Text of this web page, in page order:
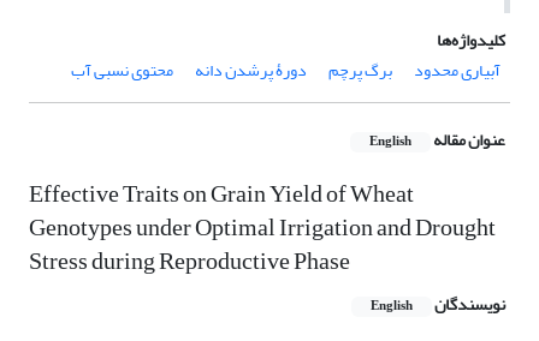
کلیدواژه‌ها
آبیاری محدود
برگ پرچم دورۀ پرشدن دانه محتوی نسبی آب
عنوان مقاله English
Effective Traits on Grain Yield of Wheat
Genotypes under Optimal Irrigation and Drought
Stress during Reproductive Phase
نویسندگان English